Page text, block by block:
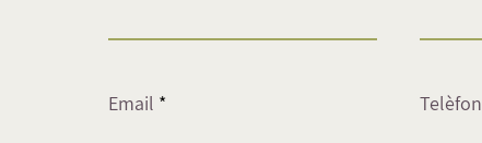
Email Telèfon